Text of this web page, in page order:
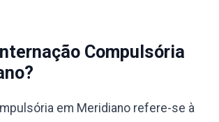
Compulsória
em Meridiano refere-se à